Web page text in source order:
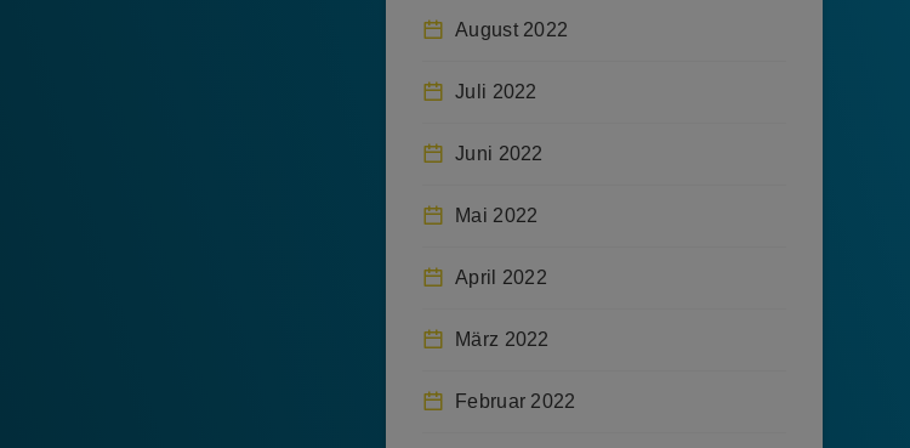
August 2022
Juli 2022
Juni 2022
Mai 2022
April 2022
März 2022
Februar 2022